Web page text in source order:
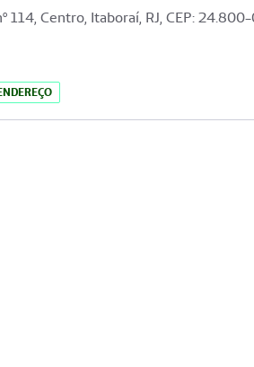
114, Centro, Itaboraí, RJ, CEP: